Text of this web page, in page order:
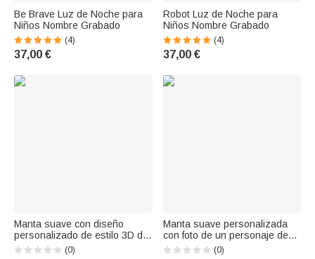
Be Brave Luz de Noche para
Niños Nombre Grabado
(4)
37,00 €
Robot Luz de Noche para
Niños Nombre Grabado
(4)
37,00 €
Manta suave con diseño
personalizado de estilo 3D de
personajes de dibujos
(0)
Manta suave personalizada
con foto de un personaje de
dibujos animados de cactus y
(0)